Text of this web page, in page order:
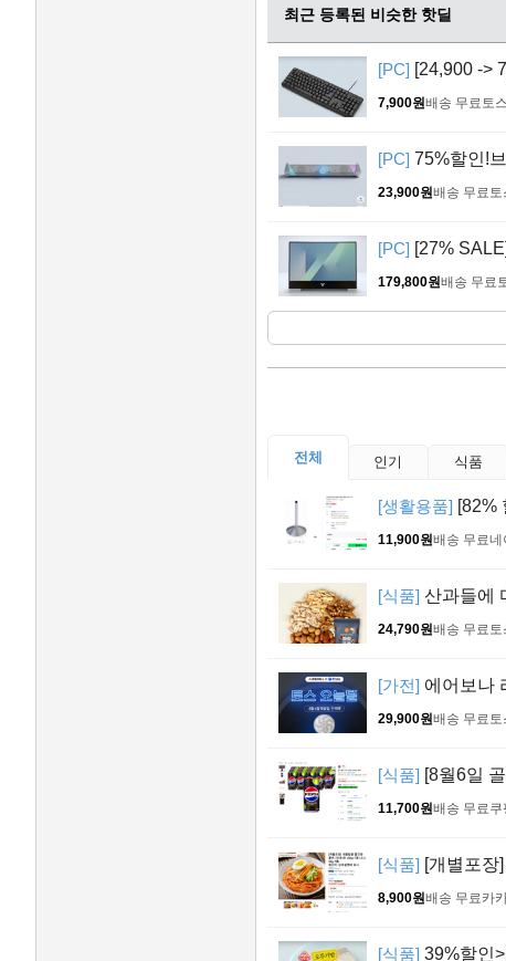
최근 등록된 비슷한 핫딜
[PC] [24,900 ->
7,900원배송 무료토
[PC] 75%할인!
23,900원배송 무료토
[PC] [27%
179,800원배송 무료
전체 인기 식품
[생활용품] [82%
11,900원배송 무료네
[식품] 산과들에
24,790원배송 무료토
[가전] 에어보나
29,900원배송 무료토
[식품] [8월6일
11,700원배송 무료쿠
[식품] [개별포장
8,900원배송 무료카
[식품] 39%할인